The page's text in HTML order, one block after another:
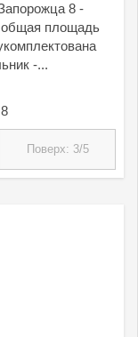
8 -
общая площадь
-...
Поверх: 3/5